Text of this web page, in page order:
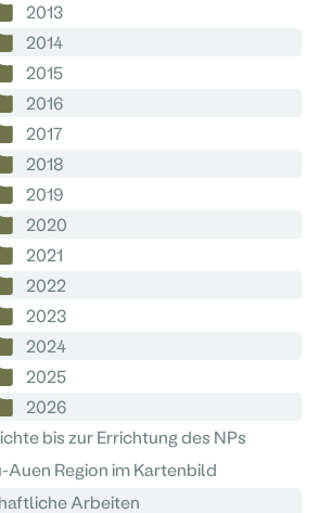
2013
2014
2015
2016
2017
2018
2019
2020
2021
2022
2023
2024
2025
2026
bis zur Errichtung des NPs
Auen Region im Kartenbild
Arbeiten